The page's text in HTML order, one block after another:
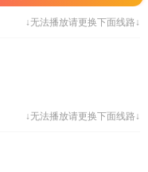
↓无法播放请更换下面线路↓
↓无法播放请更换下面线路↓